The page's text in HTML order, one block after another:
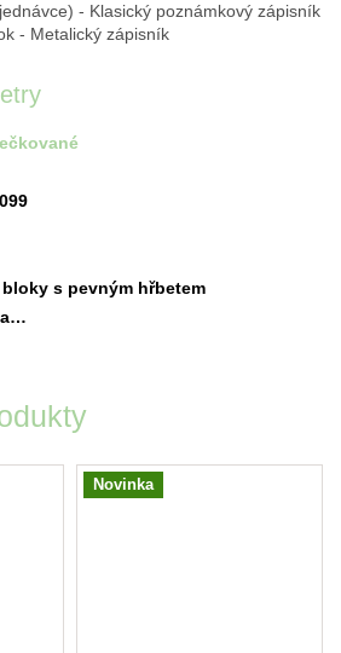
Novinka
- Klasický poznámkový zápisník
- Metalický zápisník
s pevným hřbetem